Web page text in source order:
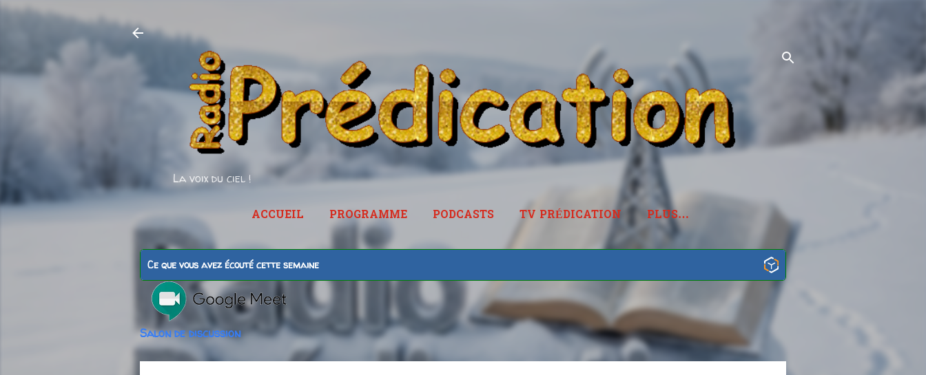
La voix du ciel !
ACCUEIL PROGRAMME PODCASTS TV PRÉDICATION PLUS…
RADIOPREDICATION.FR
Ce que vous avez écouté cette semaine
Salon de discussion